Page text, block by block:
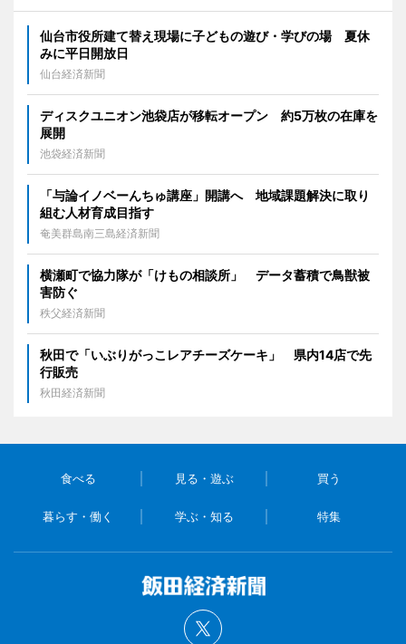
仙台市役所建て替え現場に子どもの遊び・学びの場 夏休
みに平日開放日
仙台経済新聞
ディスクユニオン池袋店が移転オープン 約5万枚の在庫を
展開
池袋経済新聞
「与論イノベーんちゅ講座」開講へ 地域課題解決に取り
組む人材育成目指す
奄美群島南三島経済新聞
横瀬町で協力隊が「けもの相談所」 データ蓄積で鳥獣被
害防ぐ
秩父経済新聞
秋田で「いぶりがっこレアチーズケーキ」 県内14店で先
行販売
秋田経済新聞
食べる 見る・遊ぶ 買う
暮らす・働く 学ぶ・知る 特集